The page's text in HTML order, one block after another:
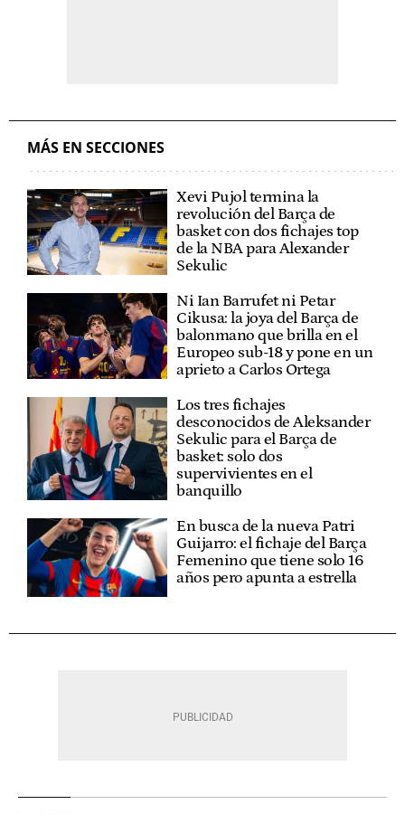
MÁS EN SECCIONES
Xevi Pujol termina la
revolución del Barça de
basket con dos fichajes top
de la NBA para Alexander
Sekulic
Ni Ian Barrufet ni Petar
Cikusa: la joya del Barça de
balonmano que brilla en el
Europeo sub-18 y pone en un
aprieto a Carlos Ortega
Los tres fichajes
desconocidos de Aleksander
Sekulic para el Barça de
basket: solo dos
supervivientes en el
banquillo
En busca de la nueva Patri
Guijarro: el fichaje del Barça
Femenino que tiene solo 16
años pero apunta a estrella